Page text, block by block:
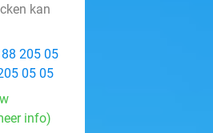
kan
205 05
05 05
info)